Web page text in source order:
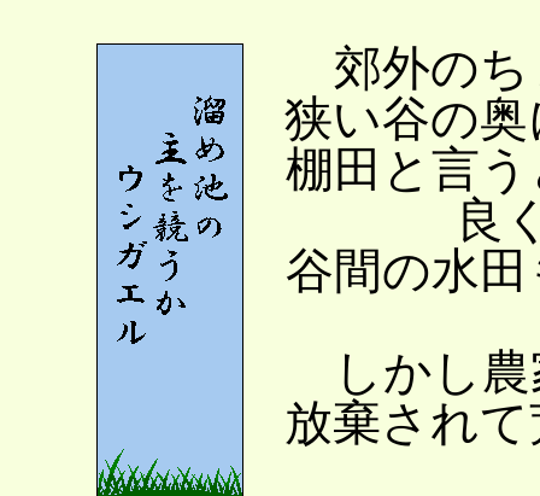
郊外の
狭い谷の
棚田と言
良
谷間の水
しかし
放棄され